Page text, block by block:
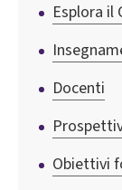
Esplora il
Docenti
Obiettivi